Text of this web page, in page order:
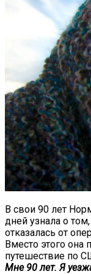
В свои 90 лет
дней узнала о
отказалась от
Вместо этого она
путешествие по
Мне 90 лет. Я